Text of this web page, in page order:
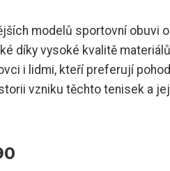
modelů sportovní obuvi
díky vysoké kvalitě
i lidmi, kteří preferují
vzniku těchto tenisek a